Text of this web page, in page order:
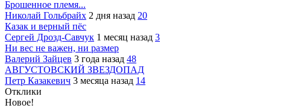
Брошенное племя...
Николай Гольбрайх 2 дня назад 20
Казак и верный пёс
Сергей Дрозд-Савчук 1 месяц назад 3
Ни вес не важен, ни размер
Валерий Зайцев 3 года назад 48
АВГУСТОВСКИЙ ЗВЕЗДОПАД
Петр Казакевич 3 месяца назад 14
Отклики
Новое!